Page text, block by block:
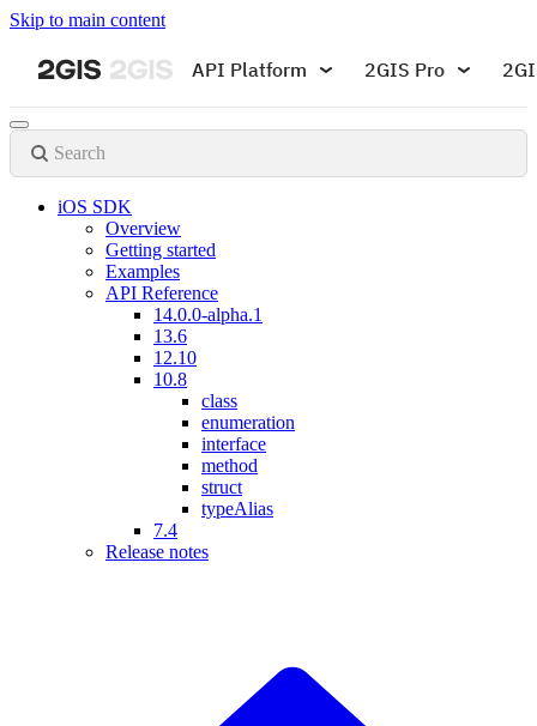
Skip to main content
API Platform 2GIS Pro
Search
iOS SDK
Overview
Getting started
Examples
API Reference
14.0.0-alpha.1
13.6
12.10
10.8
class
enumeration
interface
method
struct
typeAlias
7.4
Release notes